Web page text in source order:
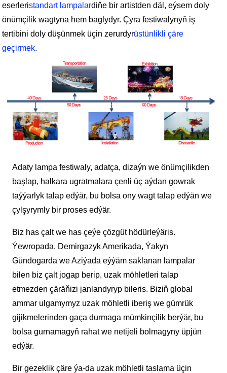
eserleristandart lampalardiňe bir artistden däl, eýsem doly
önümçilik wagtyna hem baglydyr. Çyra festiwalynyň iş
tertibini doly düşünmek üçin zerurdyrüstünlikli çäre
geçirmek.
Adaty lampa festiwaly, adatça, dizaýn we önümçilikden
başlap, halkara ugratmalara çenli üç aýdan gowrak
taýýarlyk talap edýär, bu bolsa ony wagt talap edýän we
çylşyrymly bir proses edýär.
Biz has çalt we has çeýe çözgüt hödürleýäris.
Ýewropada, Demirgazyk Amerikada, Ýakyn
Gündogarda we Aziýada eýýäm saklanan lampalar
bilen biz çalt jogap berip, uzak möhletleri talap
etmezden çäräňizi janlandyryp bileris. Biziň global
ammar ulgamymyz uzak möhletli iberiş we gümrük
gijikmelerinden gaça durmaga mümkinçilik berýär, bu
bolsa gurnamagyň rahat we netijeli bolmagyny üpjün
edýär.
Bir gezeklik çäre ýa-da uzak möhletli taslama üçin